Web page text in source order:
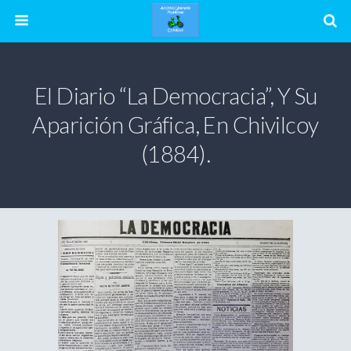
El Diario “La Democracia”, Y Su
Aparición Gráfica, En Chivilcoy
(1884).